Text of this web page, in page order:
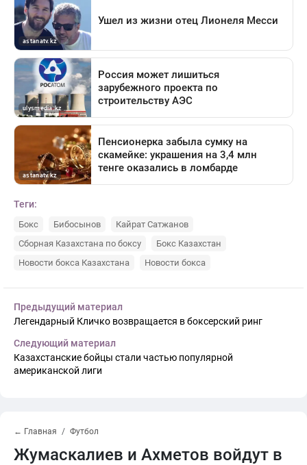
Теги:
Бокс Бибосынов
Кайрат Сатжанов
Сборная Казахстана по боксу
Бокс Казахстан
Новости бокса Казахстана
Новости бокса
Предыдущий материал
Легендарный Кличко возвращается в боксерский ринг
Следующий материал
Казахстанские бойцы стали частью популярной
американской лиги
← Главная Футбол
Жумаскалиев и Ахметов войдут в